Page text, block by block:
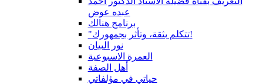
عبده عوض
برنامج هنالك
"تتكلم بثقة، وتأثر بجمهورك!
نور البيان
العمرة الاسبوعية
أهل الصفة
حياتي في مؤلفاتي